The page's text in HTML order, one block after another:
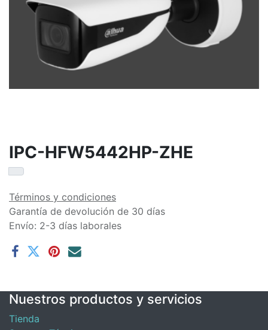
IPC-HFW5442HP-ZHE
Términos y condiciones
Garantía de devolución de 30 días
Envío: 2-3 días laborales
Nuestros productos y servicios
Tienda